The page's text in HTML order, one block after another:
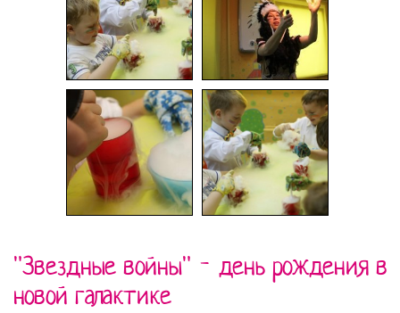
"Звездные войны" - день рождения в
новой галактике